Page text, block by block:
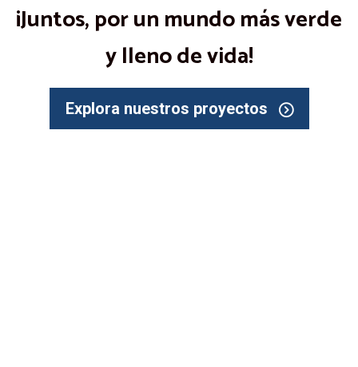
¡Juntos, por un mundo más verde
y lleno de vida!
Explora nuestros proyectos